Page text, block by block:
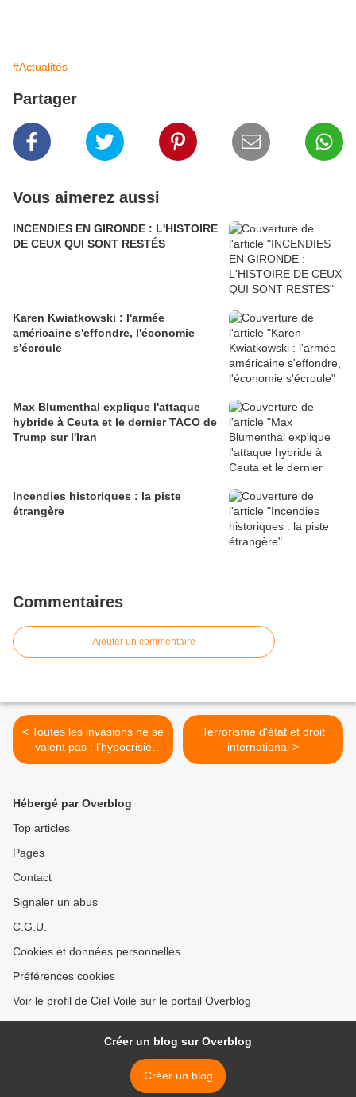
#Actualités
Partager
Vous aimerez aussi
INCENDIES EN GIRONDE : L'HISTOIRE
DE CEUX QUI SONT RESTÉS
Karen Kwiatkowski : l'armée
américaine s'effondre, l'économie
s'écroule
Max Blumenthal explique l'attaque
hybride à Ceuta et le dernier TACO de
Trump sur l'Iran
Incendies historiques : la piste
étrangère
Commentaires
Ajouter un commentaire
< Toutes les invasions ne se
valent pas : l’hypocrisie
révoltante à propos du
Terrorisme d'état et droit
international >
Hébergé par Overblog
Top articles
Pages
Contact
Signaler un abus
C.G.U.
Cookies et données personnelles
Préférences cookies
Voir le profil de Ciel Voilé sur le portail Overblog
Créer un blog sur Overblog
Créer un blog